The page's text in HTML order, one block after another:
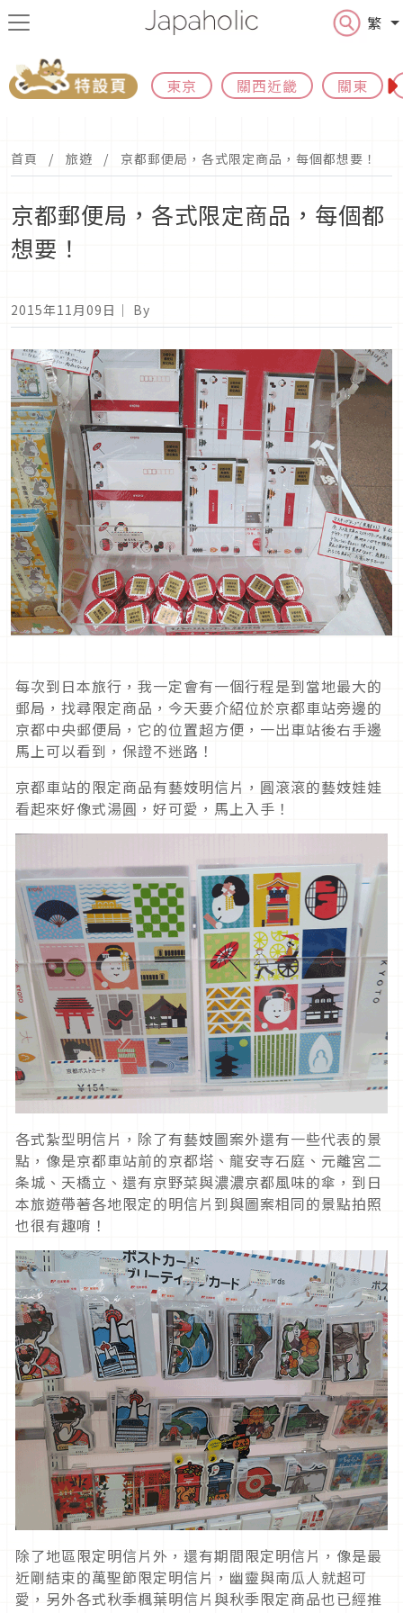
繁
東京 關西近畿 關東
首頁 旅遊 京都郵便局，各式限定商品，每個都想要！
京都郵便局，各式限定商品，每個都
想要！
2015年11月09日 ｜ By
每次到日本旅行，我一定會有一個行程是到當地最大的
郵局，找尋限定商品，今天要介紹位於京都車站旁邊的
京都中央郵便局，它的位置超方便，一出車站後右手邊
馬上可以看到，保證不迷路！
京都車站的限定商品有藝妓明信片，圓滾滾的藝妓娃娃
看起來好像式湯圓，好可愛，馬上入手！
各式紮型明信片，除了有藝妓圖案外還有一些代表的景
點，像是京都車站前的京都塔、龍安寺石庭、元離宮二
条城、天橋立、還有京野菜與濃濃京都風味的傘，到日
本旅遊帶著各地限定的明信片到與圖案相同的景點拍照
也很有趣唷！
除了地區限定明信片外，還有期間限定明信片，像是最
近剛結束的萬聖節限定明信片，幽靈與南瓜人就超可
愛，另外各式秋季楓葉明信片與秋季限定商品也已經推